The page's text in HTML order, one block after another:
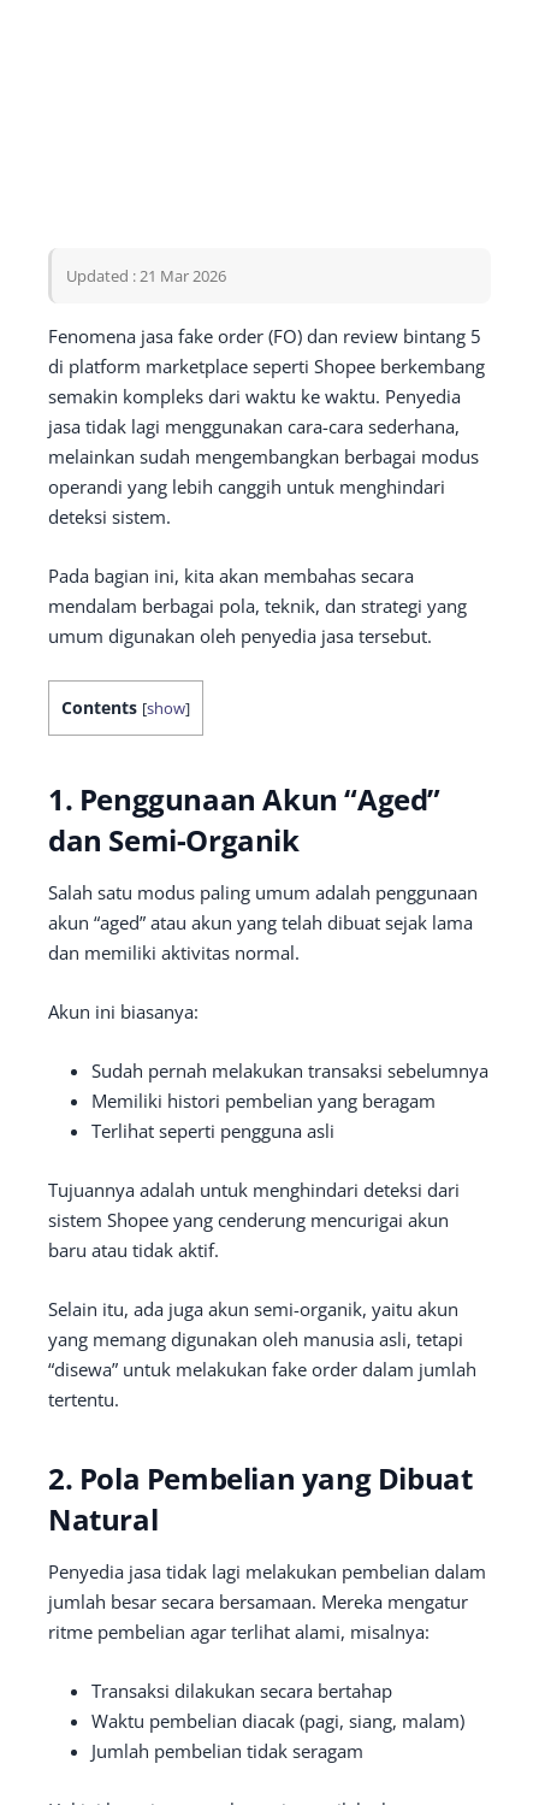
Updated : 21 Mar 2026
Fenomena jasa fake order (FO) dan review bintang 5
di platform marketplace seperti Shopee berkembang
semakin kompleks dari waktu ke waktu. Penyedia
jasa tidak lagi menggunakan cara-cara sederhana,
melainkan sudah mengembangkan berbagai modus
operandi yang lebih canggih untuk menghindari
deteksi sistem.
Pada bagian ini, kita akan membahas secara
mendalam berbagai pola, teknik, dan strategi yang
umum digunakan oleh penyedia jasa tersebut.
Contents [show]
1. Penggunaan Akun “Aged”
dan Semi-Organik
Salah satu modus paling umum adalah penggunaan
akun “aged” atau akun yang telah dibuat sejak lama
dan memiliki aktivitas normal.
Akun ini biasanya:
Sudah pernah melakukan transaksi sebelumnya
Memiliki histori pembelian yang beragam
Terlihat seperti pengguna asli
Tujuannya adalah untuk menghindari deteksi dari
sistem Shopee yang cenderung mencurigai akun
baru atau tidak aktif.
Selain itu, ada juga akun semi-organik, yaitu akun
yang memang digunakan oleh manusia asli, tetapi
“disewa” untuk melakukan fake order dalam jumlah
tertentu.
2. Pola Pembelian yang Dibuat
Natural
Penyedia jasa tidak lagi melakukan pembelian dalam
jumlah besar secara bersamaan. Mereka mengatur
ritme pembelian agar terlihat alami, misalnya:
Transaksi dilakukan secara bertahap
Waktu pembelian diacak (pagi, siang, malam)
Jumlah pembelian tidak seragam